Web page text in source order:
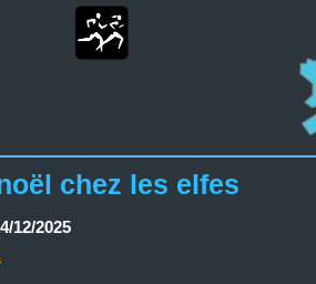
chez les elfes
12/2025